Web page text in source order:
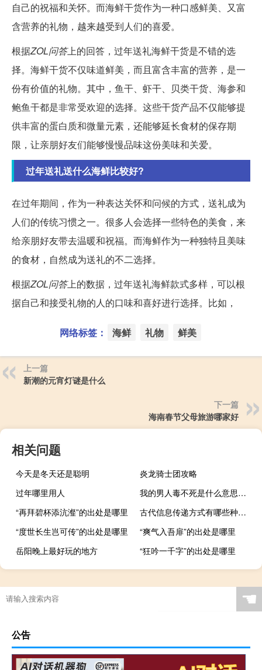
自己的祝福和关怀。而海鲜干货作为一种口感鲜美、又富
含营养的礼物，越来越受到人们的喜爱。
根据ZOL问答上的回答，过年送礼海鲜干货是不错的选
择。海鲜干货不仅味道鲜美，而且富含丰富的营养，是一
份有价值的礼物。其中，鱼干、虾干、贝类干货、海参和
鲍鱼干都是非常受欢迎的选择。这些干货产品不仅能够提
供丰富的蛋白质和微量元素，还能够延长食材的保存期
限，让亲朋好友们能够慢慢品味这份美味和关爱。
过年送礼送什么海鲜比较好?
在过年期间，作为一种表达关怀和问候的方式，送礼成为
人们的传统习惯之一。很多人会选择一些特色的美食，来
给亲朋好友带去温暖和祝福。而海鲜作为一种独特且美味
的食材，自然成为送礼的不二选择。
根据ZOL问答上的数据，过年送礼海鲜款式多样，可以根
据自己和接受礼物的人的口味和喜好进行选择。比如，
网络标签： 海鲜 礼物 鲜美
上一篇
新潮的元宵灯谜是什么
下一篇
海南春节父母旅游哪家好
相关问题
今天是冬天还是聪明
炎龙骑士团攻略
过年哪里用人
我的男人毒不死是什么意思什么梗
“再拜碧杯添沆瀣”的出处是哪里
古代信息传递方式有哪些种类（古代信息传递方式有哪些）
“度世长生岂可传”的出处是哪里
“爽气入吾扉”的出处是哪里
岳阳晚上最好玩的地方
“狂吟一千字”的出处是哪里
☚
公告